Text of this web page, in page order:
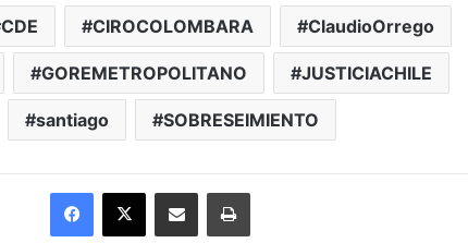
CDE CIROCOLOMBARA ClaudioOrrego
GOREMETROPOLITANO JUSTICIACHILE
santiago SOBRESEIMIENTO
Facebook
X Enviar vía email Imprimir